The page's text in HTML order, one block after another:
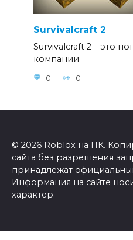
Survivalcraft 2
Survivalcraft 2 – это
компании
0 0
© 2026 Roblox на ПК.
сайта без разрешения
принадлежат
Информация на сайте
характер.